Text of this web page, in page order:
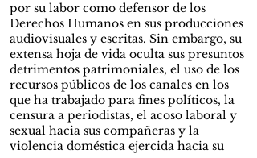
por su labor como defensor de los
Derechos Humanos en sus producciones
audiovisuales y escritas. Sin embargo, su
extensa hoja de vida oculta sus presuntos
detrimentos patrimoniales, el uso de los
recursos públicos de los canales en los
que ha trabajado para fines políticos, la
censura a periodistas, el acoso laboral y
sexual hacia sus compañeras y la
violencia doméstica ejercida hacia su